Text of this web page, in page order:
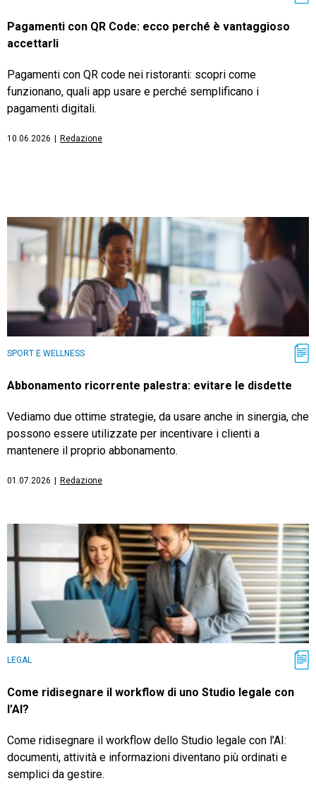
Pagamenti con QR Code: ecco perché è vantaggioso
accettarli
Pagamenti con QR code nei ristoranti: scopri come
funzionano, quali app usare e perché semplificano i
pagamenti digitali.
10.06.2026 Redazione
SPORT E WELLNESS
Abbonamento ricorrente palestra: evitare le disdette
Vediamo due ottime strategie, da usare anche in sinergia, che
possono essere utilizzate per incentivare i clienti a
mantenere il proprio abbonamento.
01.07.2026 Redazione
LEGAL
Come ridisegnare il workflow di uno Studio legale con
l’AI?
Come ridisegnare il workflow dello Studio legale con l’AI:
documenti, attività e informazioni diventano più ordinati e
semplici da gestire.